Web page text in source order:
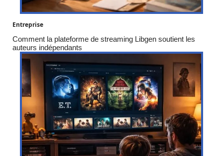
Entreprise
Comment la plateforme de streaming Libgen soutient les
auteurs indépendants